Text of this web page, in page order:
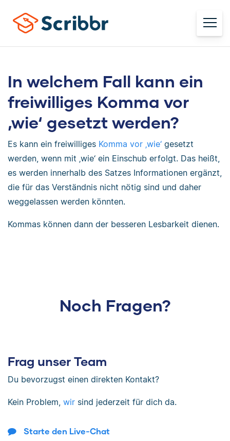
In welchem Fall kann ein
freiwilliges Komma vor
‚wie‘ gesetzt werden?
Es kann ein freiwilliges Komma vor ‚wie‘ gesetzt
werden, wenn mit ‚wie‘ ein Einschub erfolgt. Das heißt,
es werden innerhalb des Satzes Informationen ergänzt,
die für das Verständnis nicht nötig sind und daher
weggelassen werden könnten.
Kommas können dann der besseren Lesbarkeit dienen.
Noch Fragen?
Frag unser Team
Du bevorzugst einen direkten Kontakt?
Kein Problem, wir sind jederzeit für dich da.
Starte den Live-Chat